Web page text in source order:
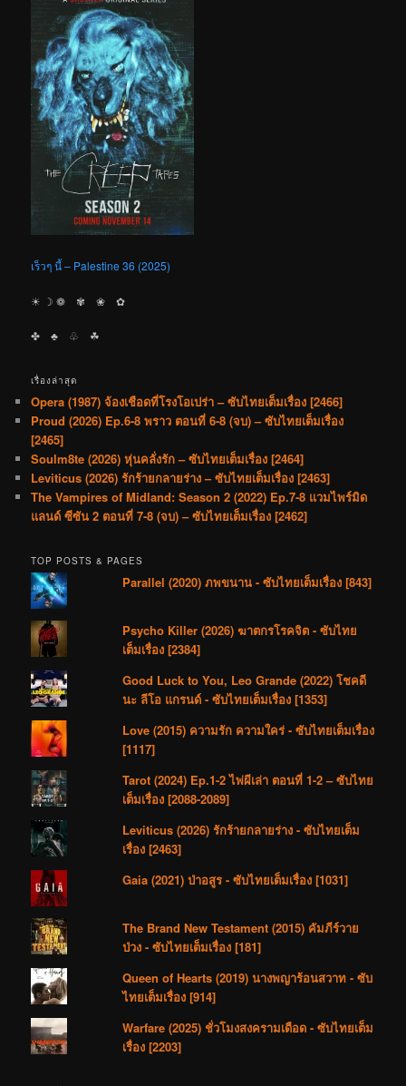
เร็วๆ นี้ – Palestine 36 (2025)
☀︎ ☽ ❁ ✾ ❀ ✿
✤ ♣︎ ♧ ☘︎
เรื่องล่าสุด
Opera (1987) จ้องเชือดที่โรงโอเปร่า – ซับไทยเต็มเรื่อง [2466]
Proud (2026) Ep.6-8 พราว ตอนที่ 6-8 (จบ) – ซับไทยเต็มเรื่อง
[2465]
Soulm8te (2026) หุ่นคลั่งรัก – ซับไทยเต็มเรื่อง [2464]
Leviticus (2026) รักร้ายกลายร่าง – ซับไทยเต็มเรื่อง [2463]
The Vampires of Midland: Season 2 (2022) Ep.7-8 แวมไพร์มิด
แลนด์ ซีซัน 2 ตอนที่ 7-8 (จบ) – ซับไทยเต็มเรื่อง [2462]
TOP POSTS & PAGES
Parallel (2020) ภพขนาน - ซับไทยเต็มเรื่อง [843]
Psycho Killer (2026) ฆาตกรโรคจิต - ซับไทย
เต็มเรื่อง [2384]
Good Luck to You, Leo Grande (2022) โชคดี
นะ ลีโอ แกรนด์ - ซับไทยเต็มเรื่อง [1353]
Love (2015) ความรัก ความใคร่ - ซับไทยเต็มเรื่อง
[1117]
Tarot (2024) Ep.1-2 ไพ่ผีเล่า ตอนที่ 1-2 – ซับไทย
เต็มเรื่อง [2088-2089]
Leviticus (2026) รักร้ายกลายร่าง - ซับไทยเต็ม
เรื่อง [2463]
Gaia (2021) ป่าอสูร - ซับไทยเต็มเรื่อง [1031]
The Brand New Testament (2015) คัมภีร์วาย
ป่วง - ซับไทยเต็มเรื่อง [181]
Queen of Hearts (2019) นางพญาร้อนสวาท - ซับ
ไทยเต็มเรื่อง [914]
Warfare (2025) ชั่วโมงสงครามเดือด - ซับไทยเต็ม
เรื่อง [2203]